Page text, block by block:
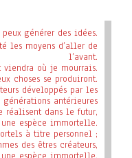
générer des idées.
les moyens d’aller de
l’avant.
viendra où je mourrais.
choses se produiront.
développés par les
générations antérieures
réalisent dans le futur,
espèce immortelle.
à titre personnel ;
des êtres créateurs,